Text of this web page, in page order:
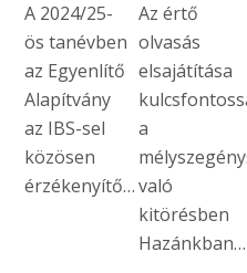
A 2024/25-
ös tanévben
az Egyenlítő
Alapítvány
az IBS-sel
közösen
érzékenyítő…
Az értő
olvasás
elsajátítása
a
való
kitörésben
Hazánkban…